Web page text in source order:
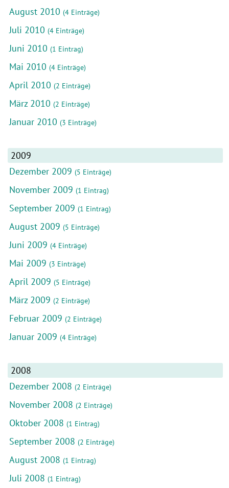
August 2010 (4 Einträge)
Juli 2010 (4 Einträge)
Juni 2010 (1 Eintrag)
Mai 2010 (4 Einträge)
April 2010 (2 Einträge)
März 2010 (2 Einträge)
Januar 2010 (3 Einträge)
2009
Dezember 2009 (5 Einträge)
November 2009 (1 Eintrag)
September 2009 (1 Eintrag)
August 2009 (5 Einträge)
Juni 2009 (4 Einträge)
Mai 2009 (3 Einträge)
April 2009 (5 Einträge)
März 2009 (2 Einträge)
Februar 2009 (2 Einträge)
Januar 2009 (4 Einträge)
2008
Dezember 2008 (2 Einträge)
November 2008 (2 Einträge)
Oktober 2008 (1 Eintrag)
September 2008 (2 Einträge)
August 2008 (1 Eintrag)
Juli 2008 (1 Eintrag)